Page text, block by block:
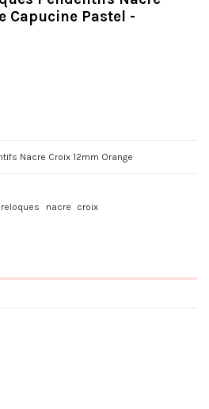
Capucine Pastel -
Nacre Croix 12mm Orange
nacre croix